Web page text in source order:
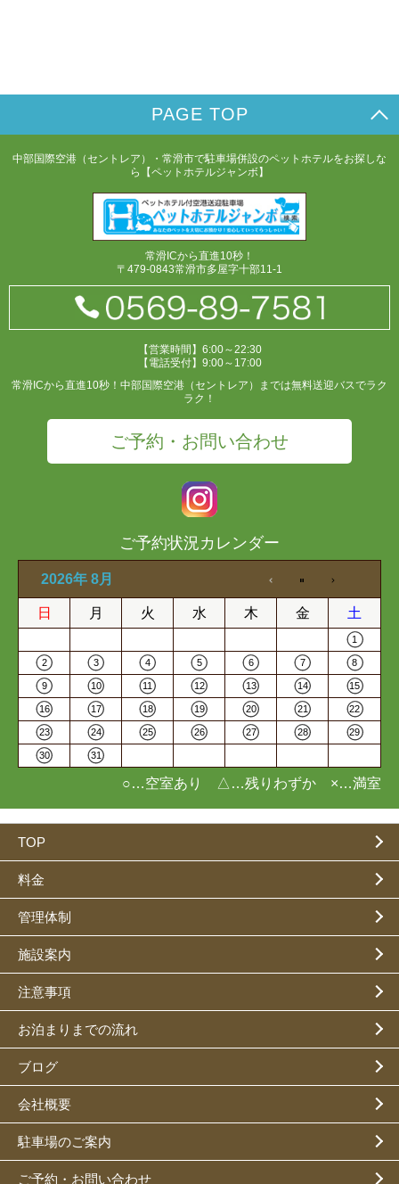
PAGE TOP
中部国際空港（セントレア）・常滑市で駐車場併設のペットホテルをお探しな
ら【ペットホテルジャンボ】
常滑ICから直進10秒！
〒479-0843常滑市多屋字十部11-1
【営業時間】6:00～22:30
【電話受付】9:00～17:00
常滑ICから直進10秒！中部国際空港（セントレア）までは無料送迎バスでラク
ラク！
ご予約・お問い合わせ
ご予約状況カレンダー
2026年 8月
日 月 火 水 木 金 土
1
2 3 4 5 6 7 8
9 10 11 12 13 14 15
16 17 18 19 20 21 22
23 24 25 26 27 28 29
30 31
○…空室あり △…残りわずか ×…満室
TOP
料金
管理体制
施設案内
注意事項
お泊まりまでの流れ
ブログ
会社概要
駐車場のご案内
ご予約・お問い合わせ